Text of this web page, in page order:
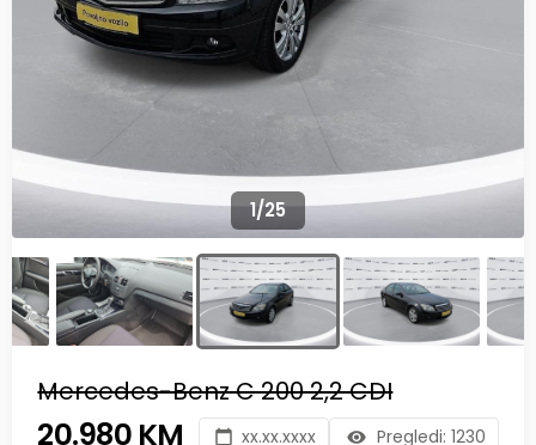
1/25
Mercedes-Benz C 200 2,2 CDI
20.980 KM xx.xx.xxxx Pregledi: 1230